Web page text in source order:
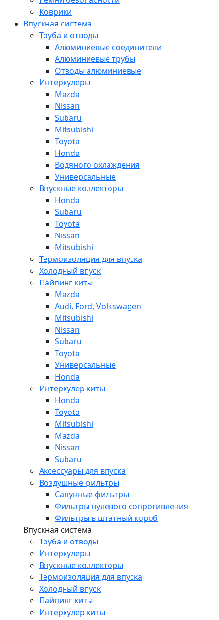
Коврики
Впускная система
Труба и отводы
Алюминиевые соединители
Алюминиевые трубы
Отводы алюминиевые
Интеркулеры
Mazda
Nissan
Subaru
Mitsubishi
Toyota
Honda
Водяного охлаждения
Универсальные
Впускные коллекторы
Honda
Subaru
Toyota
Nissan
Mitsubishi
Термоизоляция для впуска
Холодный впуск
Пайпинг киты
Mazda
Audi, Ford, Volkswagen
Mitsubishi
Nissan
Subaru
Toyota
Универсальные
Honda
Интеркулер киты
Honda
Toyota
Mitsubishi
Mazda
Nissan
Subaru
Аксессуары для впуска
Воздушные фильтры
Сапунные фильтры
Фильтры нулевого сопротивления
Фильтры в штатный короб
Впускная система
Труба и отводы
Интеркулеры
Впускные коллекторы
Термоизоляция для впуска
Холодный впуск
Пайпинг киты
Интеркулер киты